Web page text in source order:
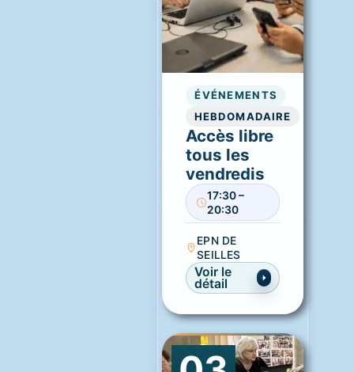
ÉVÉNEMENTS
HEBDOMADAIRE
Accès libre
tous les
vendredis
17:30 –
20:30
EPN DE
SEILLES
Voir le
détail